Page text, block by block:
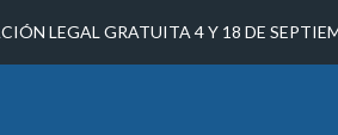
LEGAL GRATUITA 4 Y 18 DE